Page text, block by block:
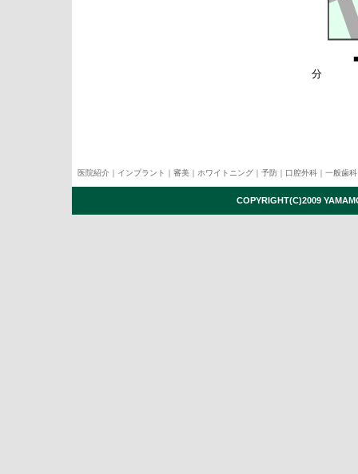
■電 車
分
医院紹介 ｜ インプラント ｜ 審美 ｜ ホワイトニング ｜ 予防 ｜ 口腔外科 ｜ 一般歯科
COPYRIGHT(C)2009